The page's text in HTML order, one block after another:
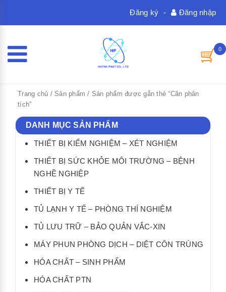
Đăng nhập
-
Đăng ký
0
Trang chủ / Sản phẩm / Sản phẩm được gắn thẻ “Cân phân
tích”
DANH MỤC SẢN PHẨM
THIẾT BỊ KIỂM NGHIỆM – XÉT NGHIỆM
THIẾT BỊ SỨC KHỎE MÔI TRƯỜNG – BỆNH
NGHỀ NGHIỆP
THIẾT BỊ Y TẾ
TỦ LẠNH Y TẾ – PHÒNG THÍ NGHIỆM
TỦ LƯU TRỮ – BẢO QUẢN VẮC-XIN
MÁY PHUN PHÒNG DỊCH – DIỆT CÔN TRÙNG
HÓA CHẤT – SINH PHẨM
HÓA CHẤT PTN